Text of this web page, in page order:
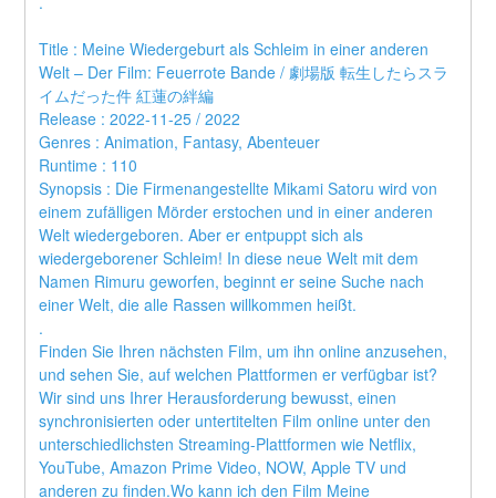
Title : Meine Wiedergeburt als Schleim in einer anderen
Welt – Der Film: Feuerrote Bande / 劇場版 転生したらスラ
イムだった件 紅蓮の絆編
Release : 2022-11-25 / 2022
Genres : Animation, Fantasy, Abenteuer
Runtime : 110
Synopsis : Die Firmenangestellte Mikami Satoru wird von
einem zufälligen Mörder erstochen und in einer anderen
Welt wiedergeboren. Aber er entpuppt sich als
wiedergeborener Schleim! In diese neue Welt mit dem
Namen Rimuru geworfen, beginnt er seine Suche nach
einer Welt, die alle Rassen willkommen heißt.
.
Finden Sie Ihren nächsten Film, um ihn online anzusehen,
und sehen Sie, auf welchen Plattformen er verfügbar ist?
Wir sind uns Ihrer Herausforderung bewusst, einen
synchronisierten oder untertitelten Film online unter den
unterschiedlichsten Streaming-Plattformen wie Netflix,
YouTube, Amazon Prime Video, NOW, Apple TV und
anderen zu finden.Wo kann ich den Film Meine